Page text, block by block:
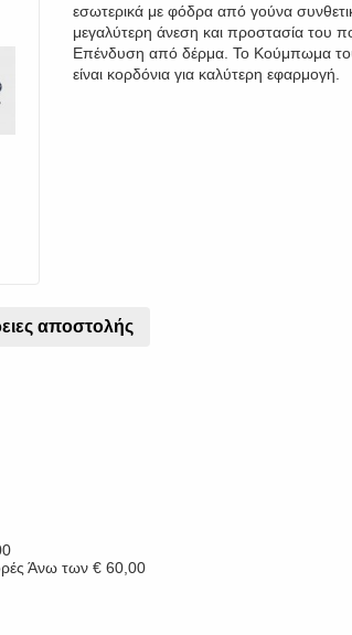
εσωτερικά με φόδρα από γούνα
μεγαλύτερη άνεση και προστασία του
Επένδυση από δέρμα. Το Κούμπωμα
είναι κορδόνια για καλύτερη εφαρμογή.
αποστολής
Άνω των € 60,00